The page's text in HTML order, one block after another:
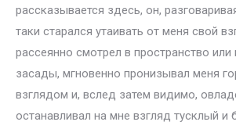
рассказывается здесь, он,
таки старался утаивать от меня свой
рассеянно смотрел в пространство или
засады, мгновенно пронизывал меня
взглядом и, вслед затем видимо,
останавливал на мне взгляд тусклый